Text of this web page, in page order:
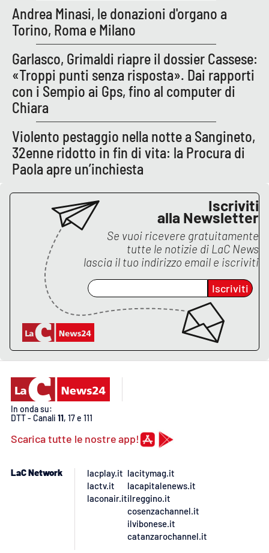
APP
Android
Apple
Andrea Minasi, le donazioni d'organo a
Torino, Roma e Milano
Garlasco, Grimaldi riapre il dossier Cassese:
«Troppi punti senza risposta». Dai rapporti
con i Sempio ai Gps, fino al computer di
Chiara
Violento pestaggio nella notte a Sangineto,
32enne ridotto in fin di vita: la Procura di
Paola apre un’inchiesta
Iscriviti
alla Newsletter
Se vuoi ricevere gratuitamente
tutte le notizie di LaC News
lascia il tuo indirizzo email e iscriviti
Iscriviti
In onda su:
DTT - Canali 11, 17 e 111
Scarica tutte le nostre app!
LaC Network
lacplay.it
lactv.it
laconair.it
lacitymag.it
lacapitalenews.it
ilreggino.it
cosenzachannel.it
ilvibonese.it
catanzarochannel.it